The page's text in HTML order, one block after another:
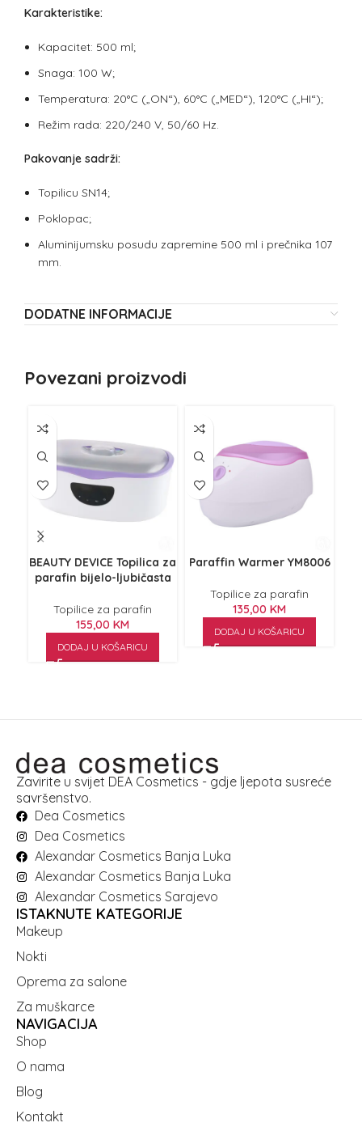
Karakteristike:
Kapacitet: 500 ml;
Snaga: 100 W;
Temperatura: 20°C („ON“), 60°C („MED“), 120°C („HI“);
Režim rada: 220/240 V, 50/60 Hz.
Pakovanje sadrži:
Topilicu SN14;
Poklopac;
Aluminijumsku posudu zapremine 500 ml i prečnika 107
mm.
DODATNE INFORMACIJE
Povezani proizvodi
BEAUTY DEVICE Topilica za
parafin bijelo-ljubičasta
Topilice za parafin
155,00 KM
DODAJ U KOŠARICU
Paraffin Warmer YM8006
Topilice za parafin
135,00 KM
DODAJ U KOŠARICU
Zavirite u svijet DEA Cosmetics - gdje ljepota susreće
savršenstvo.
Dea Cosmetics
Dea Cosmetics
Alexandar Cosmetics Banja Luka
Alexandar Cosmetics Banja Luka
Alexandar Cosmetics Sarajevo
ISTAKNUTE KATEGORIJE
Makeup
Nokti
Oprema za salone
Za muškarce
NAVIGACIJA
Shop
O nama
Blog
Kontakt